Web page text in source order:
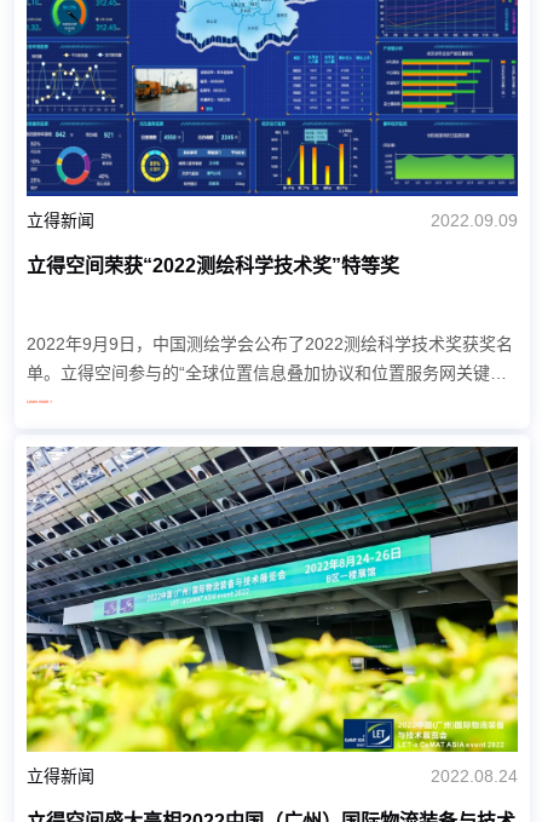
立得新闻 2022.09.09
立得空间荣获“2022测绘科学技术奖”特等奖
2022年9月9日，中国测绘学会公布了2022测绘科学技术奖获奖名
单。立得空间参与的“全球位置信息叠加协议和位置服务网关键技
术与应用”项目荣获特等奖。 立得空间与武汉大学遥感信息工程学
Learn more >
立得新闻 2022.08.24